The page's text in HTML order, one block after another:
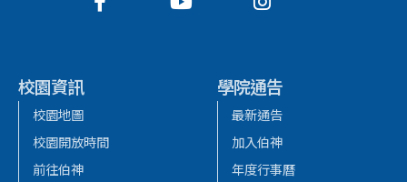
校園資訊
校園地圖
校園開放時間
前往伯神
學院通告
最新通告
加入伯神
年度行事曆